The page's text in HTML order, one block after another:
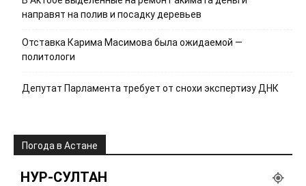
направят на полив и посадку деревьев
Отставка Карима Масимова была ожидаемой —
политологи
Депутат Парламента требует от снохи экспертизу ДНК
Погода в Астане
НУР-СУЛТАН